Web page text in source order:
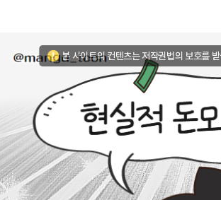
본 사이트의 컨텐츠는 저작권법의 보호를